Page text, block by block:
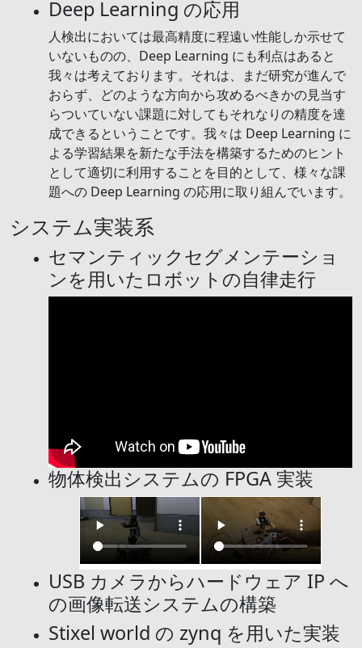
Deep Learning の応用
人検出においては最高精度に程遠い性能しか示せて
いないものの、Deep Learning にも利点はあると
我々は考えております。それは、まだ研究が進んで
おらず、どのような方向から攻めるべきかの見当す
らついていない課題に対してもそれなりの精度を達
成できるということです。我々は Deep Learning に
よる学習結果を新たな手法を構築するためのヒント
として適切に利用することを目的として、様々な課
題への Deep Learning の応用に取り組んでいます。
システム実装系
セマンティックセグメンテーショ
ンを用いたロボットの自律走行
物体検出システムの FPGA 実装
USB カメラからハードウェア IP へ
の画像転送システムの構築
Stixel world の zynq を用いた実装